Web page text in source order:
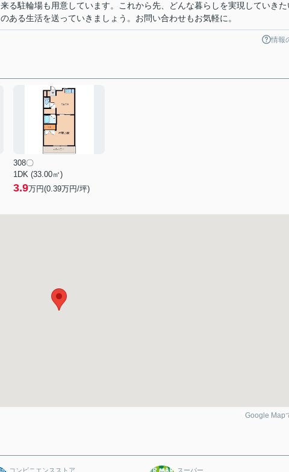
る駐輪場も用意しています。これから先、どんな暮らしを実現していきた
ある生活を送っていきましょう。お問い合わせもお気軽に。
情報
308〇
1DK (33.00㎡)
3.9万円(0.39万円/坪)
Google Map
コンビニエンスストア スーパー